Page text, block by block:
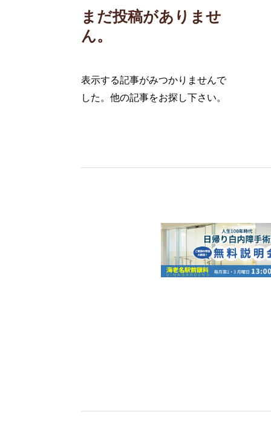
まだ投稿がありませ
ん。
表示する記事がみつかりませんで
した。他の記事をお探し下さい。